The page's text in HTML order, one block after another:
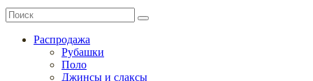
Распродажа
Рубашки
Поло
Джинсы и слаксы